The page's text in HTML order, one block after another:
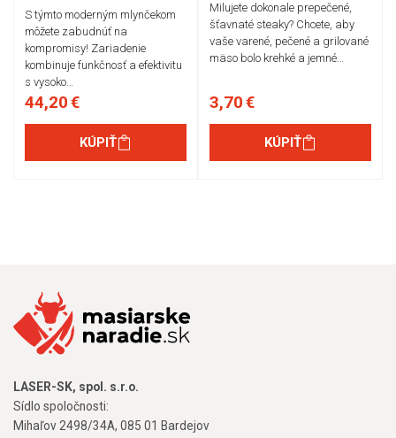
S týmto moderným mlynčekom
môžete zabudnúť na
kompromisy! Zariadenie
kombinuje funkčnosť a efektivitu
s vysoko…
44,20 €
KÚPIŤ
Milujete dokonale prepečené,
šťavnaté steaky? Chcete, aby
vaše varené, pečené a grilované
mäso bolo krehké a jemné…
3,70 €
KÚPIŤ
LASER-SK, spol. s.r.o.
Sídlo spoločnosti:
Mihaľov 2498/34A, 085 01 Bardejov